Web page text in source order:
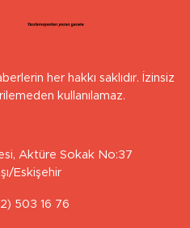
her hakkı saklıdır. İzinsiz
kullanılamaz.
Aktüre Sokak No:37
Eskişehir
503 16 76